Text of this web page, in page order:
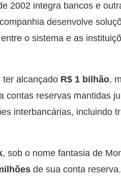
2002 integra bancos e
desenvolve
o sistema e as
ter alcançado R$ 1 bilhão,
contas reservas mantidas
interbancárias, incluindo
, sob o nome fantasia de
de sua conta